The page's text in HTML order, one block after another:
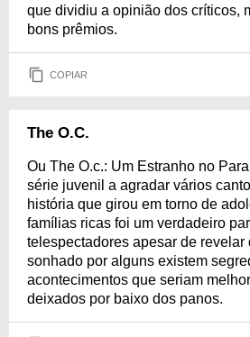
que dividiu a opinião dos críticos,
bons prêmios.
COPIAR
The O.C.
Ou The O.c.: Um Estranho no
série juvenil a agradar vários
história que girou em torno de
famílias ricas foi um verdadeiro
telespectadores apesar de revelar
sonhado por alguns existem
acontecimentos que seriam
deixados por baixo dos panos.